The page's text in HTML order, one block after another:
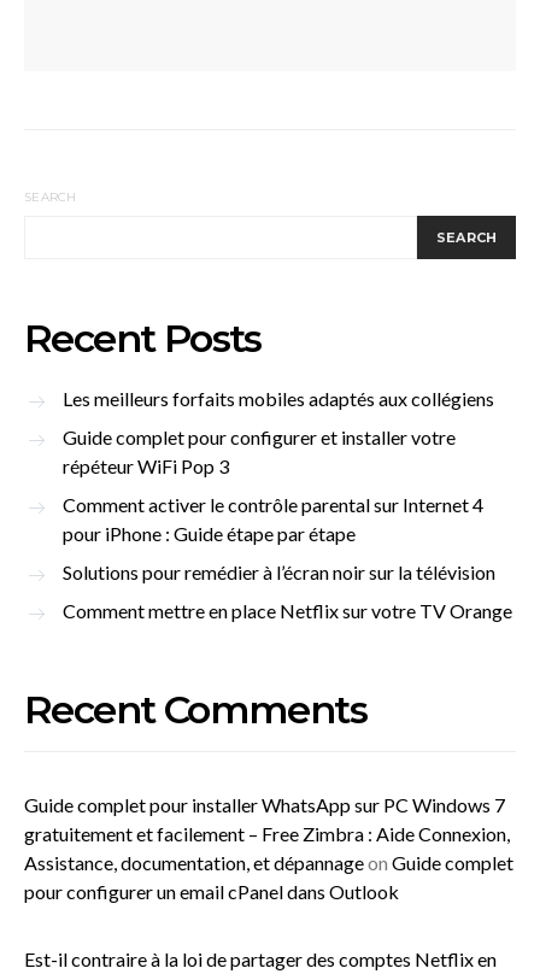
SEARCH
SEARCH
Recent Posts
Les meilleurs forfaits mobiles adaptés aux collégiens
Guide complet pour configurer et installer votre
répéteur WiFi Pop 3
Comment activer le contrôle parental sur Internet 4
pour iPhone : Guide étape par étape
Solutions pour remédier à l’écran noir sur la télévision
Comment mettre en place Netflix sur votre TV Orange
Recent Comments
Guide complet pour installer WhatsApp sur PC Windows 7
gratuitement et facilement – Free Zimbra : Aide Connexion,
Assistance, documentation, et dépannageon Guide complet
pour configurer un email cPanel dans Outlook
Est-il contraire à la loi de partager des comptes Netflix en